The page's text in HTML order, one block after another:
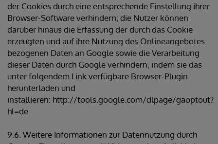
der Cookies durch eine entsprechende Einstellung ihrer
Browser-Software verhindern; die Nutzer können
darüber hinaus die Erfassung der durch das Cookie
erzeugten und auf ihre Nutzung des Onlineangebotes
bezogenen Daten an Google sowie die Verarbeitung
dieser Daten durch Google verhindern, indem sie das
unter folgendem Link verfügbare Browser-Plugin
herunterladen und
installieren: http://tools.google.com/dlpage/gaoptout?
hl=de.
9.6. Weitere Informationen zur Datennutzung durch